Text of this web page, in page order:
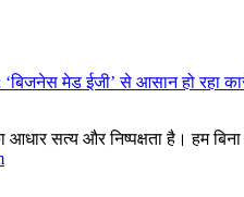
मेड ईजी’ से आसान हो रहा
आधार सत्य और निष्पक्षता है। हम